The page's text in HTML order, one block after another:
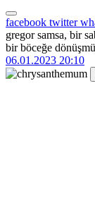
facebook twitter
gregor samsa, bir
bir böceğe
06.01.2023 20:10